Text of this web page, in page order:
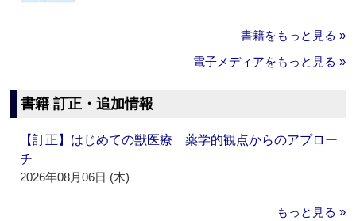
書籍をもっと見る »
電子メディアをもっと見る »
書籍 訂正・追加情報
【訂正】はじめての獣医療 薬学的観点からのアプロー
チ
2026年08月06日 (木)
もっと見る »